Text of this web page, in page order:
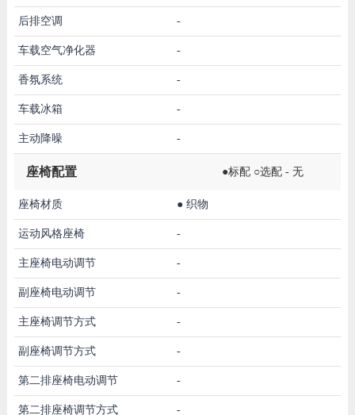
后排空调 -
车载空气净化器 -
香氛系统 -
车载冰箱 -
主动降噪 -
座椅配置 ●标配 ○选配 - 无
座椅材质 ● 织物
运动风格座椅 -
主座椅电动调节 -
副座椅电动调节 -
主座椅调节方式 -
副座椅调节方式 -
第二排座椅电动调节 -
第二排座椅调节方式 -